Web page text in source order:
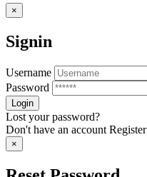
×
Signin
Username
Password
Lost your password?
Don't have an account Register
×